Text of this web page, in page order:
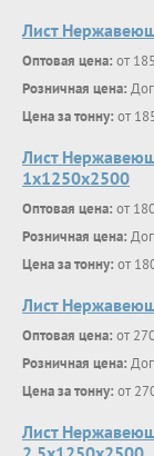
Лист
Оптовая цена: от
Розничная цена:
Цена за тонну: от
Лист
1х1250х2500
Оптовая цена: от
Розничная цена:
Цена за тонну: от
Лист
Оптовая цена: от
Розничная цена:
Цена за тонну: от
Лист